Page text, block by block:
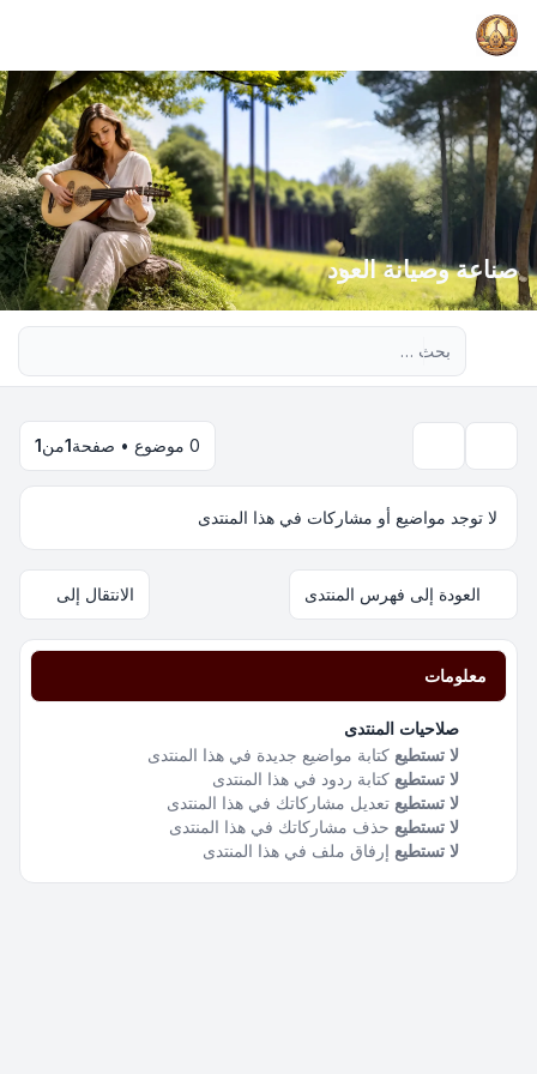
صناعة وصيانة العود
0 موضوع • صفحة 1من1
لا توجد مواضيع أو مشاركات في هذا المنتدى
العودة إلى فهرس المنتدى الانتقال إلى
معلومات
صلاحيات المنتدى
لا تستطيع كتابة مواضيع جديدة في هذا المنتدى
لا تستطيع كتابة ردود في هذا المنتدى
لا تستطيع تعديل مشاركاتك في هذا المنتدى
لا تستطيع حذف مشاركاتك في هذا المنتدى
لا تستطيع إرفاق ملف في هذا المنتدى